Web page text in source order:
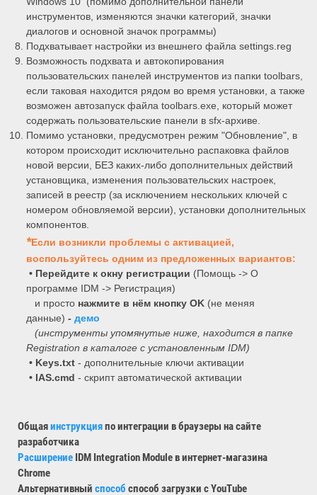
инструментов, изменяются значки категорий, значки
диалогов и основной значок программы)
Подхватывает настройки из внешнего файла settings.reg
Возможность подхвата и автокопирования
пользовательских панелей инструментов из папки toolbars,
если таковая находится рядом во время установки, а также
возможен автозапуск файла toolbars.exe, который может
содержать пользовательские панели в sfx-архиве.
Помимо установки, предусмотрен режим "Обновление", в
котором происходит исключительно распаковка файлов
новой версии, БЕЗ каких-либо дополнительных действий
установщика, изменения пользовательских настроек,
записей в реестр (за исключением нескольких ключей с
номером обновляемой версии), установки дополнительных
компонентов.
*Если возникли проблемы с активацией,
воспользуйтесь одним из предложенных вариантов:
• Перейдите к окну регистрации (Помощь -> О
программе IDM -> Регистрация)
и просто нажмите в нём кнопку OK (не меняя
данные) -демо
(инструменты упомянутые ниже, находится в папке
Registration в каталоге с установленным IDM)
• Keys.txt - дополнительные ключи активации
• IAS.cmd - скрипт автоматической активации
Общаяинструкцияпо интеграции в браузеры на сайте
разработчика
Расширение IDM Integration Module в интернет-магазина
Сhrome
Альтернативный способ способ загрузки с YouTube